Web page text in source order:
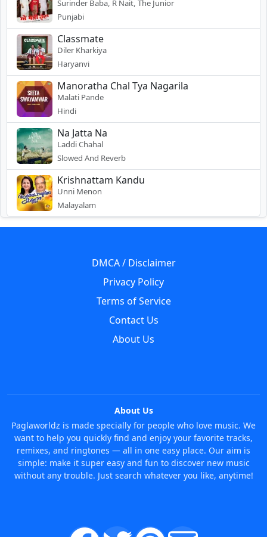
Surinder Baba, R Nait, The Junior
Punjabi
Classmate
Diler Kharkiya
Haryanvi
Manoratha Chal Tya Nagarila
Malati Pande
Hindi
Na Jatta Na
Laddi Chahal
Slowed And Reverb
Krishnattam Kandu
Unni Menon
Malayalam
DMCA / Disclaimer
Privacy Policy
Terms of Service
Contact Us
About Us
About Us
Paglaworldz is made specially for people who love music. We
want to help you quickly find and enjoy your favorite tracks,
remixes, and ringtones — all in one easy place. Our aim is
simple: make it super easy and fun to discover new music
without any trouble. Just search whatever you like, anytime!